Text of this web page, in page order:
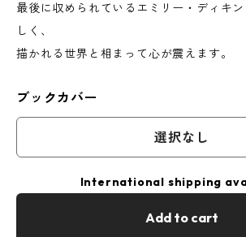
最後に収められているエミリー・ディキ
しく、
描かれる世界と相まって心が震えます。
ブックカバー
選択なし
International shipping
Add to cart